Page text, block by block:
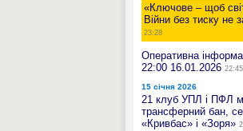
«Ключове – щоб
Війни без тиску не
23:28
Оперативна
22:00 16.01.2026 22:45
15 січня 2026
21 клуб УПЛ і ПФЛ
трансферний бан,
«Кривбас» і «Зоря»